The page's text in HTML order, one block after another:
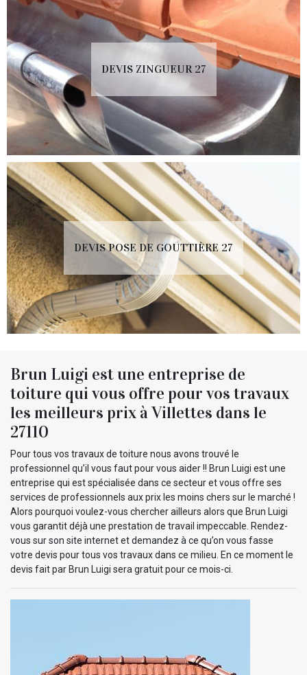
DEVIS ZINGUEUR 27
DEVIS POSE DE GOUTTIÈRE 27
Brun Luigi est une entreprise de
toiture qui vous offre pour vos travaux
les meilleurs prix à Villettes dans le
27110
Pour tous vos travaux de toiture nous avons trouvé le
professionnel qu’il vous faut pour vous aider !! Brun Luigi est une
entreprise qui est spécialisée dans ce secteur et vous offre ses
services de professionnels aux prix les moins chers sur le marché !
Alors pourquoi voulez-vous chercher ailleurs alors que Brun Luigi
vous garantit déjà une prestation de travail impeccable. Rendez-
vous sur son site internet et demandez à ce qu’on vous fasse
votre devis pour tous vos travaux dans ce milieu. En ce moment le
devis fait par Brun Luigi sera gratuit pour ce mois-ci.